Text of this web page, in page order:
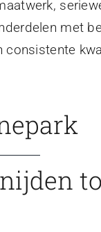
met
consistente